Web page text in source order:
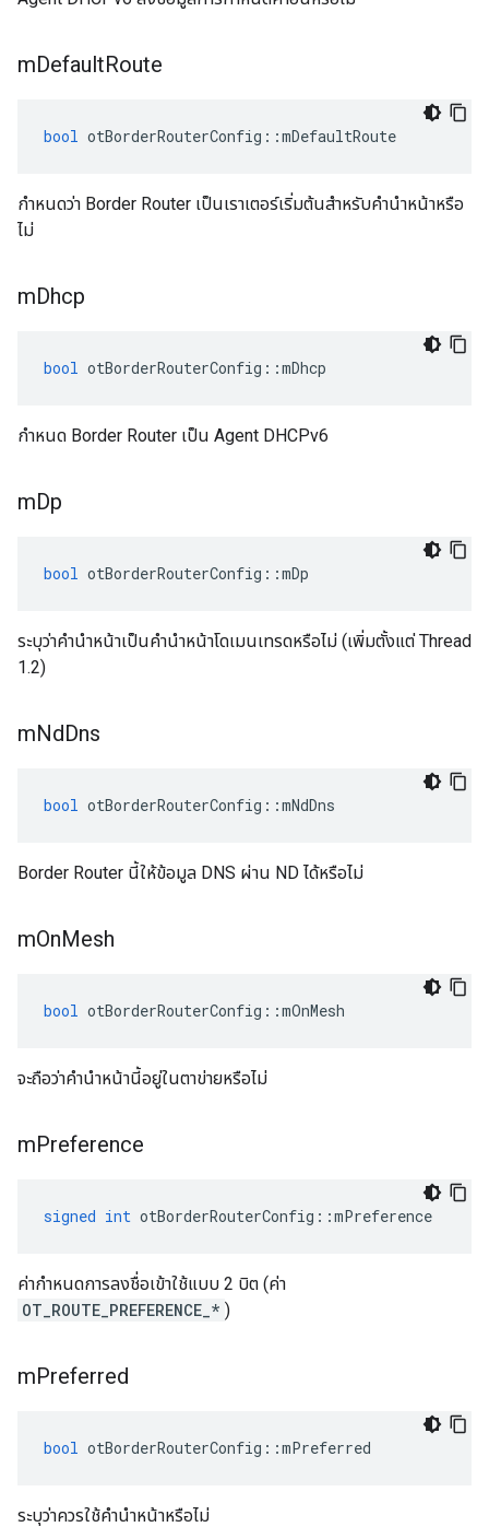
mDefaultRoute
bool otBorderRouterConfig ::mDefaultRoute
กำหนดว่า Border Router เป็นเราเตอร์เริ่มต้นสำหรับคำนำหน้าหรือ
ไม่
mDhcp
bool otBorderRouterConfig ::mDhcp
กำหนด Border Router เป็น Agent DHCPv6
mDp
bool otBorderRouterConfig ::mDp
ระบุว่าคำนำหน้าเป็นคำนำหน้าโดเมนเทรดหรือไม่ (เพิ่มตั้งแต่ Thread
1.2)
mNdDns
bool otBorderRouterConfig ::mNdDns
Border Router นี้ให้ข้อมูล DNS ผ่าน ND ได้หรือไม่
mOnMesh
bool otBorderRouterConfig ::mOnMesh
จะถือว่าคำนำหน้านี้อยู่ในตาข่ายหรือไม่
mPreference
signed int otBorderRouterConfig ::mPreference
ค่ากำหนดการลงชื่อเข้าใช้แบบ 2 บิต (ค่า
OT_ROUTE_PREFERENCE_* )
mPreferred
bool otBorderRouterConfig ::mPreferred
ระบุว่าควรใช้คำนำหน้าหรือไม่